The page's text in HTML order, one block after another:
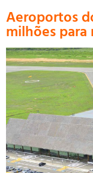
Aeroportos
milhões para